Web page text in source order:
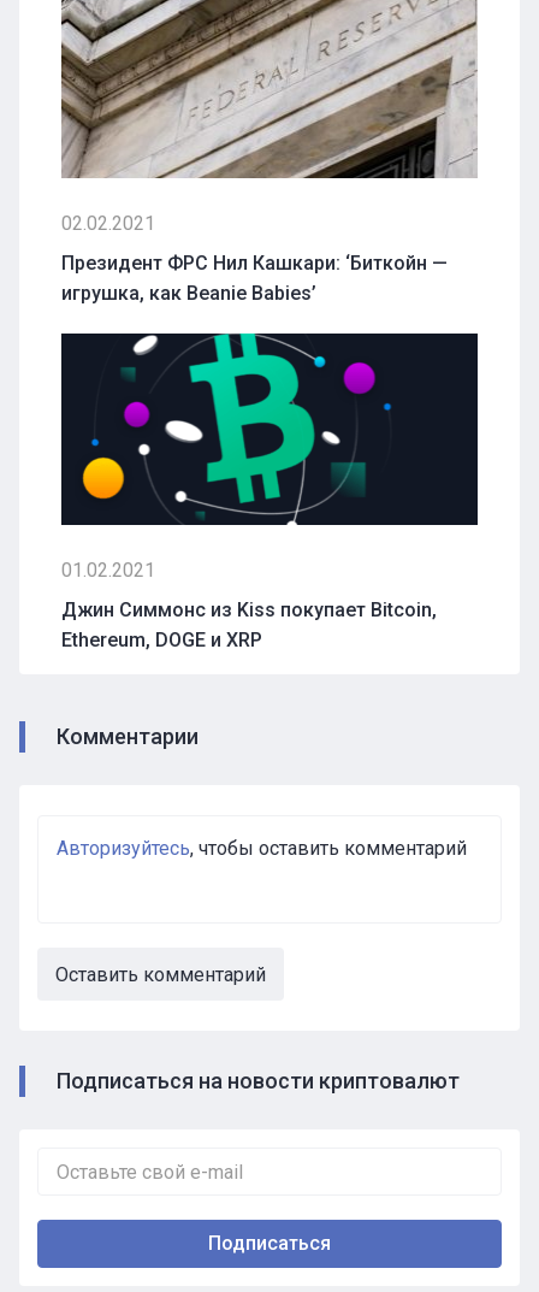
02.02.2021
Президент ФРС Нил Кашкари: ‘Биткойн —
игрушка, как Beanie Babies’
01.02.2021
Джин Симмонс из Kiss покупает Bitcoin,
Ethereum, DOGE и XRP
Комментарии
Авторизуйтесь, чтобы оставить комментарий
Оставить комментарий
Подписаться на новости криптовалют